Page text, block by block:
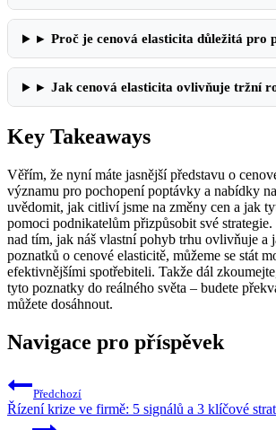
▸ Proč je cenová elasticita důležitá pro
▸ Jak cenová elasticita ovlivňuje tržní
Key Takeaways
Věřím, že nyní máte jasnější představu o
významu pro pochopení poptávky a nabídky
uvědomit, jak citliví jsme na změny cen a jak
pomoci podnikatelům přizpůsobit své
nad tím, jak náš vlastní pohyb trhu ovlivňuje a
poznatků o cenové elasticitě, můžeme se stát
efektivnějšími spotřebiteli. Takže dál
tyto poznatky do reálného světa – budete
můžete dosáhnout.
Navigace pro příspěvek
Předchozí
Řízení krize ve firmě: 5 signálů a 3 klíčové